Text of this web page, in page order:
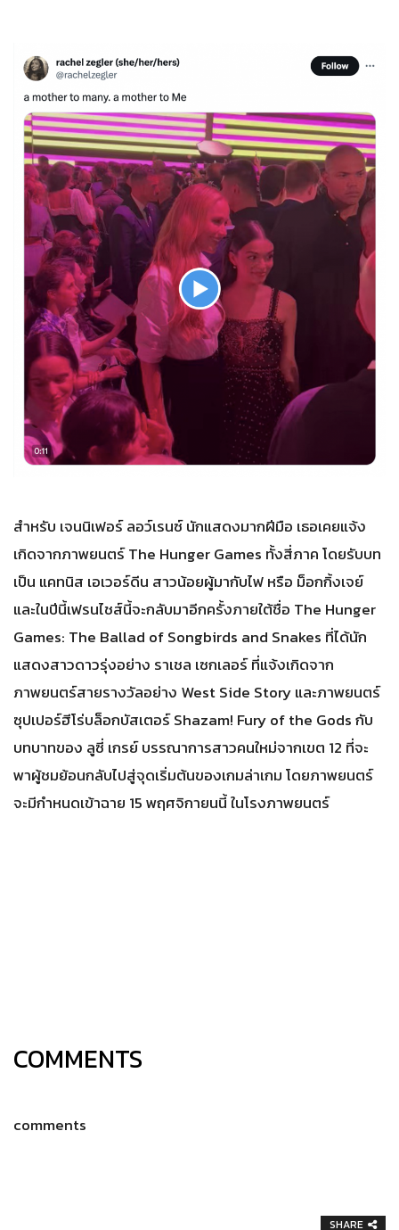
สำหรับ เจนนิเฟอร์ ลอว์เรนซ์ นักแสดงมากฝีมือ เธอเคยแจ้ง
เกิดจากภาพยนตร์ The Hunger Games ทั้งสี่ภาค โดยรับบท
เป็น แคทนิส เอเวอร์ดีน สาวน้อยผู้มากับไฟ หรือ ม็อกกิ้งเจย์
และในปีนี้เฟรนไชส์นี้จะกลับมาอีกครั้งภายใต้ชื่อ The Hunger
Games: The Ballad of Songbirds and Snakes ที่ได้นัก
แสดงสาวดาวรุ่งอย่าง ราเชล เซกเลอร์ ที่แจ้งเกิดจาก
ภาพยนตร์สายรางวัลอย่าง West Side Story และภาพยนตร์
ซุปเปอร์ฮีโร่บล็อกบัสเตอร์ Shazam! Fury of the Gods กับ
บทบาทของ ลูซี่ เกรย์ บรรณาการสาวคนใหม่จากเขต 12 ที่จะ
พาผู้ชมย้อนกลับไปสู่จุดเริ่มต้นของเกมล่าเกม โดยภาพยนตร์
จะมีกำหนดเข้าฉาย 15 พฤศจิกายนนี้ ในโรงภาพยนตร์
COMMENTS
comments
SHARE